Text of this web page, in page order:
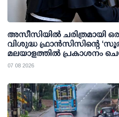
അസീസിയിൽ ചരിത്രമായി
വിശുദ്ധ ഫ്രാൻസിസിന്റെ
മലയാളത്തിൽ പ്രകാശനം
07 08 2026